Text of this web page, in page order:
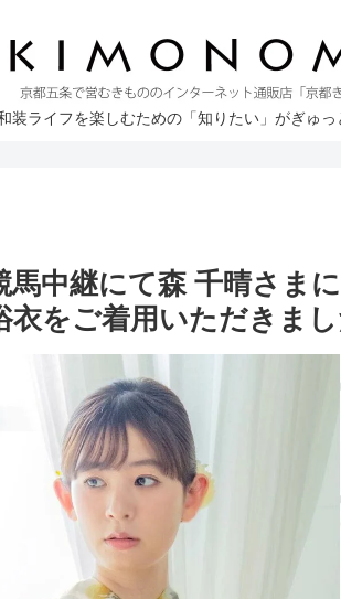
装ライフを楽しむための「知りたい」がぎゅ
馬中継にて森 千晴さまに
をご着用いただきまし